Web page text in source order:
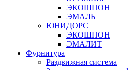
ЭКОШПОН
ЭМАЛЬ
ЮНИДОРС
ЭКОШПОН
ЭМАЛИТ
Фурнитура
Раздвижная система